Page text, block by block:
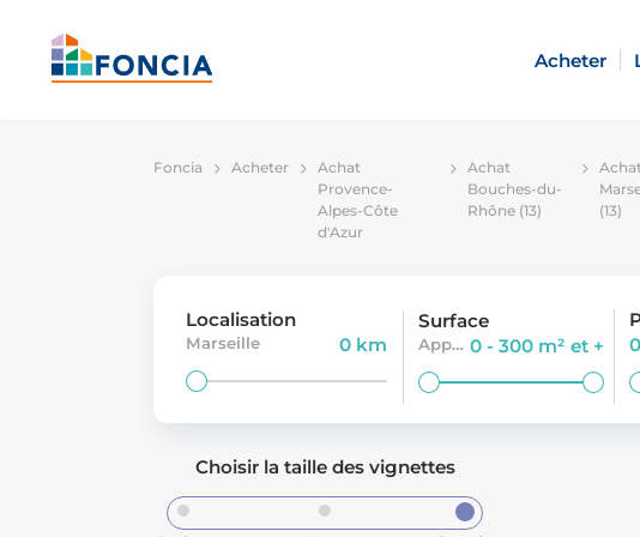
Acheter
Foncia Acheter
Achat
Provence-
Alpes-Côte
d'Azur
Achat
Bouches-du-
Rhône (13)
(13)
Localisation
Marseille 0 km
Surface
Appartement 0 - 300 m²et +
Choisir la taille des vignettes